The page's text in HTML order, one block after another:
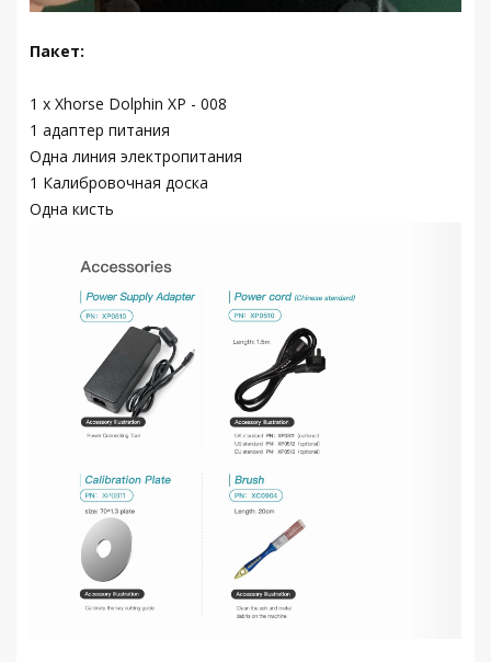
Пакет:
1 x Xhorse Dolphin XP - 008
1 адаптер питания
Одна линия электропитания
1 Калибровочная доска
Одна кисть